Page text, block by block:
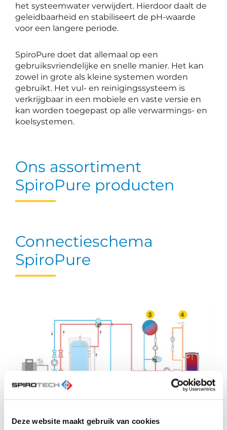
Deze website maakt gebruik van cookies
het systeemwater verwijdert. Hierdoor daalt de
geleidbaarheid en stabiliseert de pH-waarde
voor een langere periode.
SpiroPure doet dat allemaal op een
gebruiksvriendelijke en snelle manier. Het kan
zowel in grote als kleine systemen worden
gebruikt. Het vul- en reinigingssysteem is
verkrijgbaar in een mobiele en vaste versie en
kan worden toegepast op alle verwarmings- en
koelsystemen.
Ons assortiment
SpiroPure producten
Connectieschema
SpiroPure